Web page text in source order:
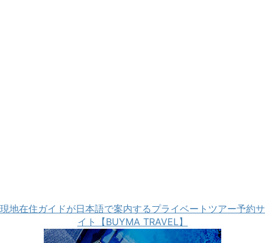
現地在住ガイドが日本語で案内するプライベートツアー予約サ
イト【BUYMA TRAVEL】